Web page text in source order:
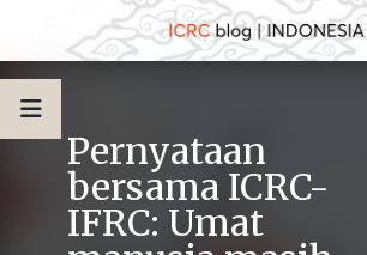
Pernyataan
bersama ICRC-
IFRC: Umat